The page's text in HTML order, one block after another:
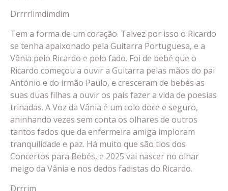
Drrrrlimdimdim
Tem a forma de um coração. Talvez por isso o Ricardo
se tenha apaixonado pela Guitarra Portuguesa, e a
Vânia pelo Ricardo e pelo fado. Foi de bebé que o
Ricardo começou a ouvir a Guitarra pelas mãos do pai
António e do irmão Paulo, e cresceram de bebés as
suas duas filhas a ouvir os pais fazer a vida de poesias
trinadas. A Voz da Vânia é um colo doce e seguro,
aninhando vezes sem conta os olhares de outros
tantos fados que da enfermeira amiga imploram
tranquilidade e paz. Há muito que são tios dos
Concertos para Bebés, e 2025 vai nascer no olhar
meigo da Vânia e nos dedos fadistas do Ricardo.
Drrrim